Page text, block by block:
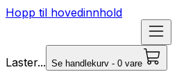
Hopp til hovedinnhold
Laster... Se handlekurv - 0 vare